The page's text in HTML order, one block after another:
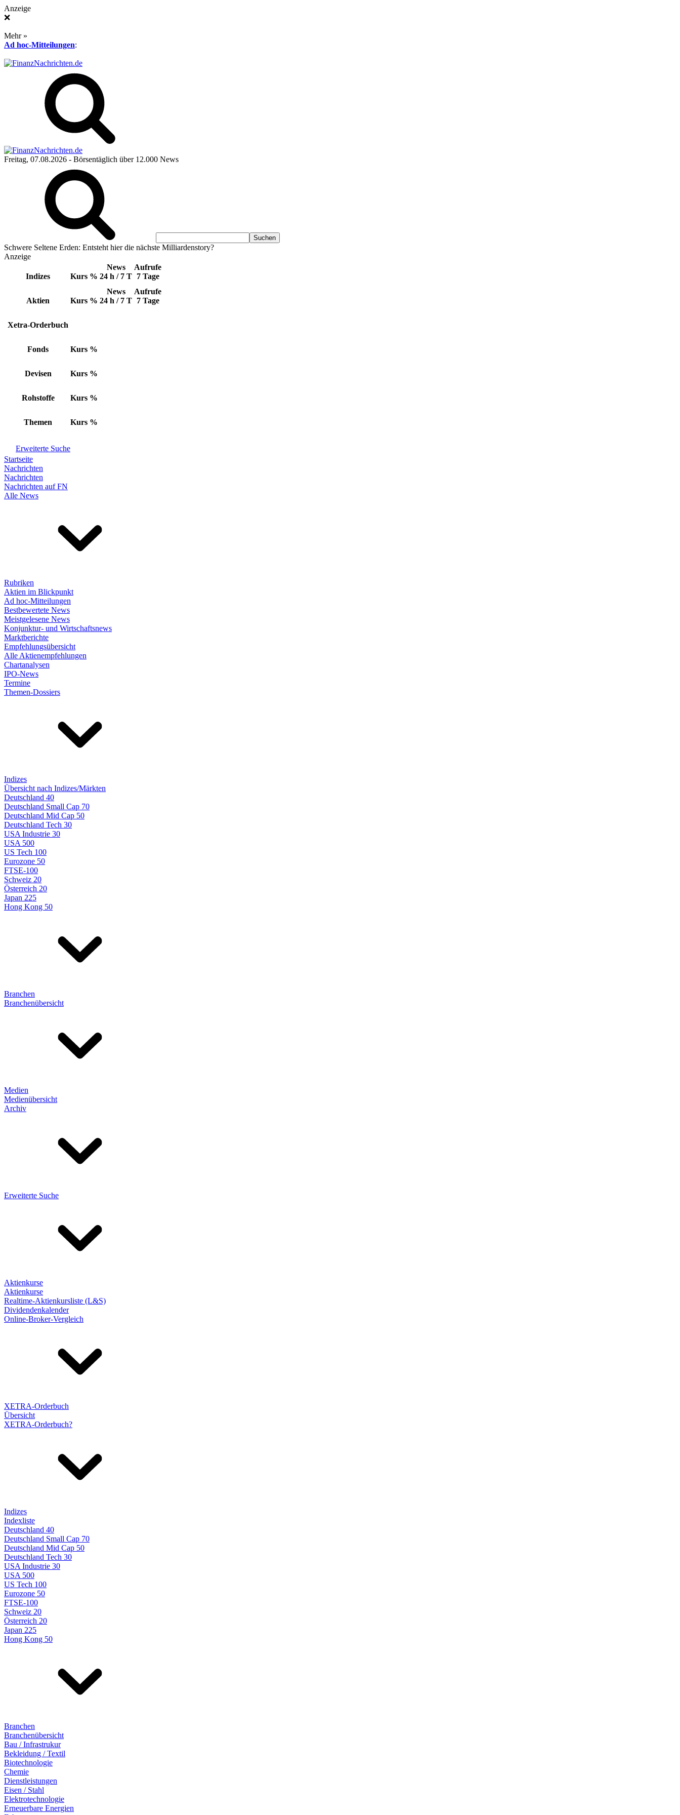
Anzeige
❌
Mehr »
Ad hoc-Mitteilungen:
Freitag, 07.08.2026 - Börsentäglich über 12.000 News
Schwere Seltene Erden: Entsteht hier die nächste Milliardenstory?
Anzeige
Indizes Kurs %
News
24 h / 7 T
Aufrufe
7 Tage
Aktien Kurs %
News
24 h / 7 T
Aufrufe
7 Tage
Xetra-Orderbuch
Fonds Kurs %
Devisen Kurs %
Rohstoffe Kurs %
Themen Kurs %
Erweiterte Suche
Startseite
Nachrichten
Nachrichten
Nachrichten auf FN
Alle News
Rubriken
Aktien im Blickpunkt
Ad hoc-Mitteilungen
Bestbewertete News
Meistgelesene News
Konjunktur- und Wirtschaftsnews
Marktberichte
Empfehlungsübersicht
Alle Aktienempfehlungen
Chartanalysen
IPO-News
Termine
Themen-Dossiers
Indizes
Übersicht nach Indizes/Märkten
Deutschland 40
Deutschland Small Cap 70
Deutschland Mid Cap 50
Deutschland Tech 30
USA Industrie 30
USA 500
US Tech 100
Eurozone 50
FTSE-100
Schweiz 20
Österreich 20
Japan 225
Hong Kong 50
Branchen
Branchenübersicht
Medien
Medienübersicht
Archiv
Erweiterte Suche
Aktienkurse
Aktienkurse
Realtime-Aktienkursliste (L&S)
Dividendenkalender
Online-Broker-Vergleich
XETRA-Orderbuch
Übersicht
XETRA-Orderbuch?
Indizes
Indexliste
Deutschland 40
Deutschland Small Cap 70
Deutschland Mid Cap 50
Deutschland Tech 30
USA Industrie 30
USA 500
US Tech 100
Eurozone 50
FTSE-100
Schweiz 20
Österreich 20
Japan 225
Hong Kong 50
Branchen
Branchenübersicht
Bau / Infrastrukur
Bekleidung / Textil
Biotechnologie
Chemie
Dienstleistungen
Eisen / Stahl
Elektrotechnologie
Erneuerbare Energien